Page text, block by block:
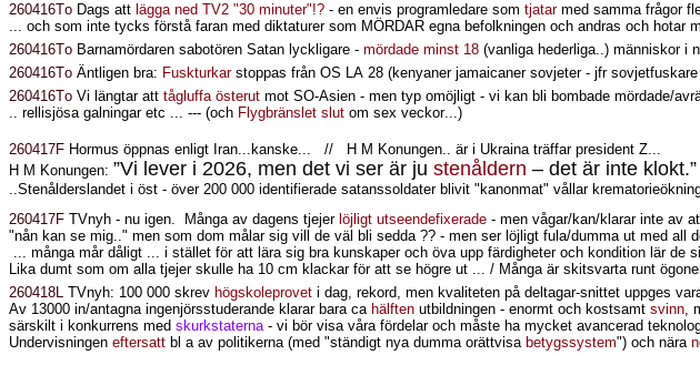
260416To Dags att lägga ned TV2 "30 minuter"!? - en envis programledare som tjatarmed samma frågor
... och som inte tycks förstå faran med diktaturer som MÖRDAR egna befolkningen och andras och hotar
260416To Barnamördaren sabotören Satan lyckligare - mördade minst 18 (vanliga hederliga..) människor i
260416To Äntligen bra: Fuskturkarstoppas från OS LA 28 (kenyaner jamaicaner sovjeter - jfr
260416To Vi längtar att tågluffa österut mot SO-Asien - men typ omöjligt - vi kan bli bombade mördade/
.. rellisjösa galningar etc ... --- (och Flygbränslet slut om sex veckor...)
260417F Hormus öppnas enligt Iran...kanske... //
H M Konungen.. är i Ukraina träffar president Z...
H M Konungen: ”Vi lever i 2026, men det vi ser är ju stenåldern – det är inte klokt.”
..Stenålderslandet i öst - över 200 000 identifierade satanssoldater blivit "kanonmat" vållar
260417F TVnyh - nu igen. Många av dagens tjejer löjligt utseendefixerade - men vågar/kan/klarar inte av
"nån kan se mig.." men som dom målar sig vill de väl bli sedda ?? - men ser löjligt fula/dumma ut med all
... många mår dåligt ... i stället för att lära sig bra kunskaper och öva upp färdigheter och kondition lär de
Lika dumt som om alla tjejer skulle ha 10 cm klackar för att se högre ut ... / Många är skitsvarta runt
260418L TVnyh: 100 000 skrev högskoleprovet i dag, rekord, men kvaliteten på deltagar-snittet uppges
Av 13000 in/antagna ingenjörsstuderande klarar bara ca hälften utbildningen - enormt och kostsamt svinn,
särskilt i konkurrens med skurkstaterna- vi bör visa våra fördelar och måste ha mycket avancerad
Undervisningen eftersatt bl a av politikerna (med "ständigt nya dumma orättvisa betygssystem") och nära